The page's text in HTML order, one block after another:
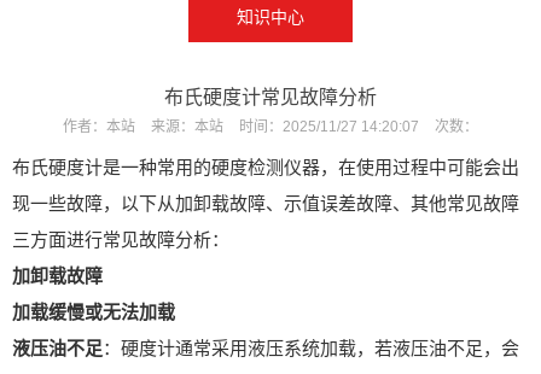
知识中心
布氏硬度计常见故障分析
作者： 本站 来源： 本站 时间： 2025/11/27 14:20:07 次数：
布氏硬度计是一种常用的硬度检测仪器，在使用过程中可能会出
现一些故障，以下从加卸载故障、示值误差故障、其他常见故障
三方面进行常见故障分析：
加卸载故障
加载缓慢或无法加载
液压油不足：硬度计通常采用液压系统加载，若液压油不足，会